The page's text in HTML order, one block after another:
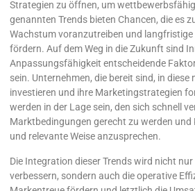
Strategien zu öffnen, um
genannten Trends bieten Chancen, die es
Wachstum voranzutreiben und langfristige
fördern. Auf dem Weg in die Zukunft sind
Anpassungsfähigkeit entscheidende
sein. Unternehmen, die bereit sind, in diese
investieren und ihre Marketingstrategien
werden in der Lage sein, den sich schnell
Marktbedingungen gerecht zu werden
und relevante Weise anzusprechen.
Die Integration dieser Trends wird nicht
verbessern, sondern auch die operative